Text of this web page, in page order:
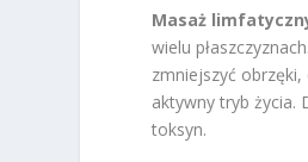
Masaż
wielu
zmniejszyć
aktywny tryb życia.
toksyn.